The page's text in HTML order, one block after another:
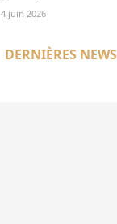
4 juin 2026
DERNIÈRES NEWS